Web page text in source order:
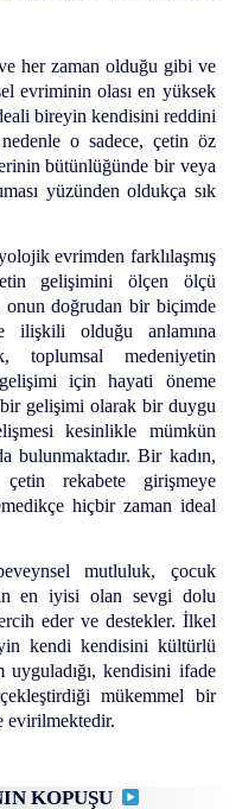
her zaman olduğu gibi ve
evriminin olası en yüksek
bireyin kendisini reddini
o sadece, çetin öz
bütünlüğünde bir veya
yüzünden oldukça sık
evrimden farklılaşmış
gelişimini ölçen ölçü
doğrudan bir biçimde
olduğu anlamına
toplumsal medeniyetin
için hayati öneme
gelişimi olarak bir duygu
kesinlikle mümkün
bulunmaktadır. Bir kadın,
çetin rekabete girişmeye
hiçbir zaman ideal
mutluluk, çocuk
en iyisi olan sevgi dolu
eder ve destekler. İlkel
kendi kendisini kültürlü
kendisini ifade
mükemmel bir
evirilmektedir.
KOPUŞU